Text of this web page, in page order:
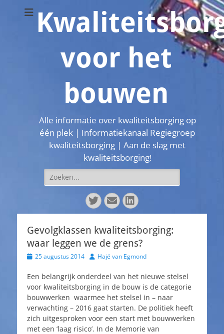
voor het
bouwen
Alle informatie over kwaliteitsborging op
één plek | Informatiekanaal Regiegroep
kwaliteitsborging | Aan de slag met
kwaliteitsborging!
Zoeken
naar:
Twitter
E-
mail
LinkedIn
Gevolgklassen kwaliteitsborging:
waar leggen we de grens?
Geplaatst
25 augustus 2014 AuteurHajé van Egmond
Een belangrijk onderdeel van het nieuwe stelsel
voor kwaliteitsborging in de bouw is de categorie
bouwwerken waarmee het stelsel in – naar
verwachting – 2016 gaat starten. De politiek heeft
zich uitgesproken voor een start met bouwwerken
met een ‘laag risico’. In de Memorie van